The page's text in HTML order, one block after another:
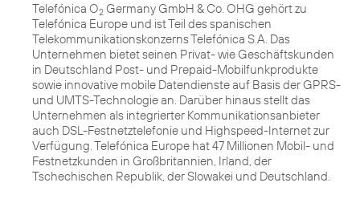
Telefónica O2 Germany GmbH & Co. OHG gehört zu
Telefónica Europe und ist Teil des spanischen
Telekommunikationskonzerns Telefónica S.A. Das
Unternehmen bietet seinen Privat- wie Geschäftskunden
in Deutschland Post- und Prepaid-Mobilfunkprodukte
sowie innovative mobile Datendienste auf Basis der GPRS-
und UMTS-Technologie an. Darüber hinaus stellt das
Unternehmen als integrierter Kommunikationsanbieter
auch DSL-Festnetztelefonie und Highspeed-Internet zur
Verfügung. Telefónica Europe hat 47 Millionen Mobil- und
Festnetzkunden in Großbritannien, Irland, der
Tschechischen Republik, der Slowakei und Deutschland.